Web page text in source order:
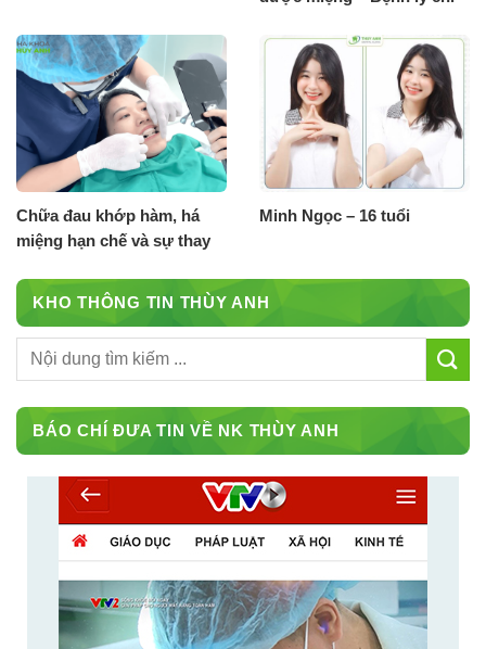
chữa khỏi
Chữa đau khớp hàm, há
miệng hạn chế và sự thay
tại nha khoa Thuỳ Anh
Minh Ngọc – 16 tuổi
KHO THÔNG TIN THÙY ANH
BÁO CHÍ ĐƯA TIN VỀ NK THÙY ANH